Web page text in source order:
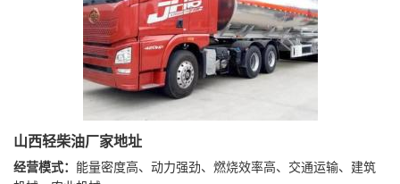
山西轻柴油厂家地址
经营模式： 能量密度高、动力强劲、燃烧效率高、交通运输、建筑